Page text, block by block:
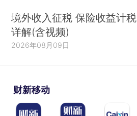
境外收入征税 保险收益计税
详解(含视频)
2026年08月09日
财新移动